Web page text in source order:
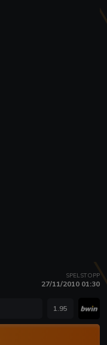
SPELSTOPP
27/11/2010 01:30
1.95